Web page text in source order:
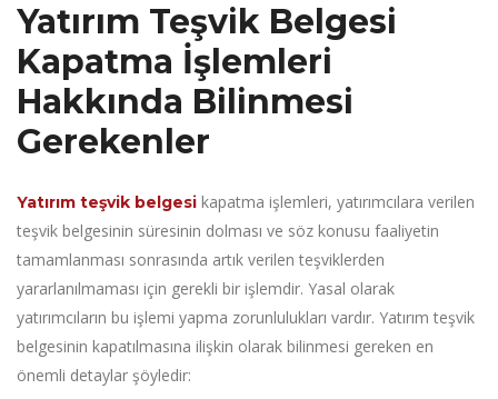
Yatırım Teşvik Belgesi
Kapatma İşlemleri
Hakkında Bilinmesi
Gerekenler
Yatırım teşvik belgesi kapatma işlemleri, yatırımcılara verilen
teşvik belgesinin süresinin dolması ve söz konusu faaliyetin
tamamlanması sonrasında artık verilen teşviklerden
yararlanılmaması için gerekli bir işlemdir. Yasal olarak
yatırımcıların bu işlemi yapma zorunlulukları vardır. Yatırım teşvik
belgesinin kapatılmasına ilişkin olarak bilinmesi gereken en
önemli detaylar şöyledir: